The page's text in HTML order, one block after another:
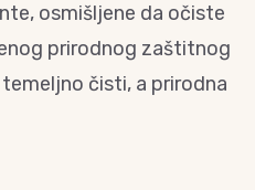
osmišljene da očiste
prirodnog zaštitnog
čisti, a prirodna